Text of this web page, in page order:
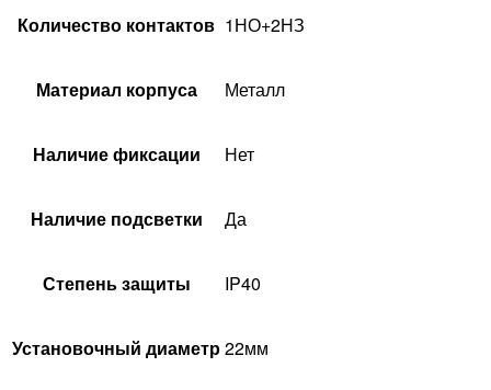
Количество контактов 1НО+2НЗ
Материал корпуса Металл
Наличие фиксации Нет
Наличие подсветки Да
Степень защиты IP40
Установочный диаметр22мм